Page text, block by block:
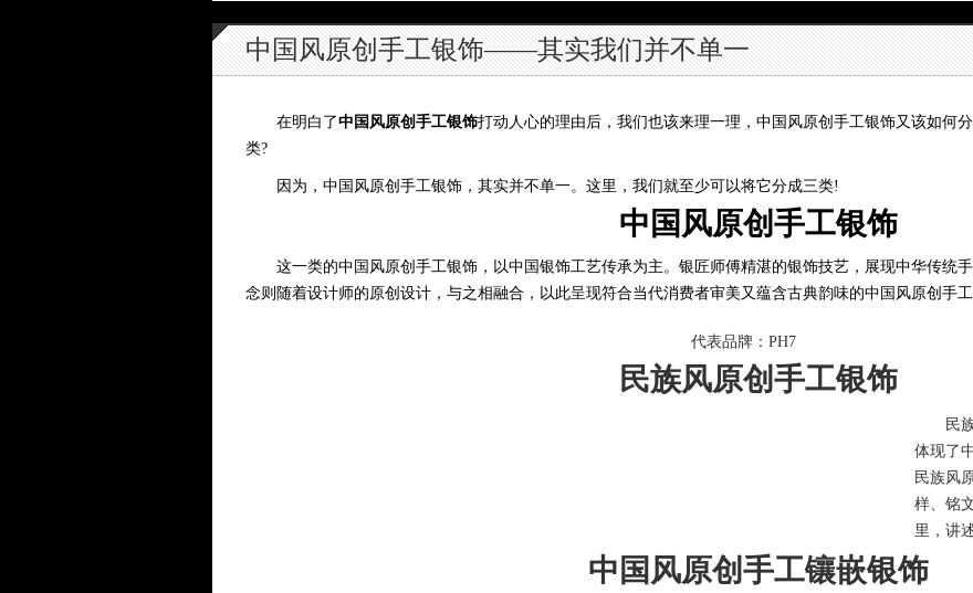
中国风原创手工银饰——其实我们并不单一
在明白了中国风原创手工银饰打动人心的理由后，我们也该来理一理，中国风原创手工银饰又该如何
类?
因为，中国风原创手工银饰，其实并不单一。这里，我们就至少可以将它分成三类!
中国风原创手工银饰
这一类的中国风原创手工银饰，以中国银饰工艺传承为主。银匠师傅精湛的银饰技艺，展现中华传统
念则随着设计师的原创设计，与之相融合，以此呈现符合当代消费者审美又蕴含古典韵味的中国风原创手工
代表品牌：PH7
民族风原创手工银饰
民族
体现了
民族风
样、铭
里，讲
中国风原创手工镶嵌银饰